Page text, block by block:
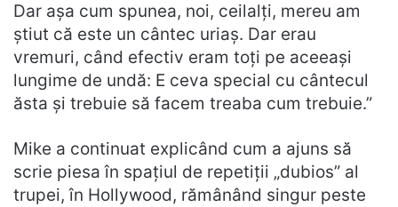
Dar așa cum spunea, noi, ceilalți, mereu am
știut că este un cântec uriaș. Dar erau
vremuri, când efectiv eram toți pe aceeași
lungime de undă: E ceva special cu cântecul
ăsta și trebuie să facem treaba cum trebuie.”
Mike a continuat explicând cum a ajuns să
scrie piesa în spațiul de repetiții „dubios” al
trupei, în Hollywood, rămânând singur peste